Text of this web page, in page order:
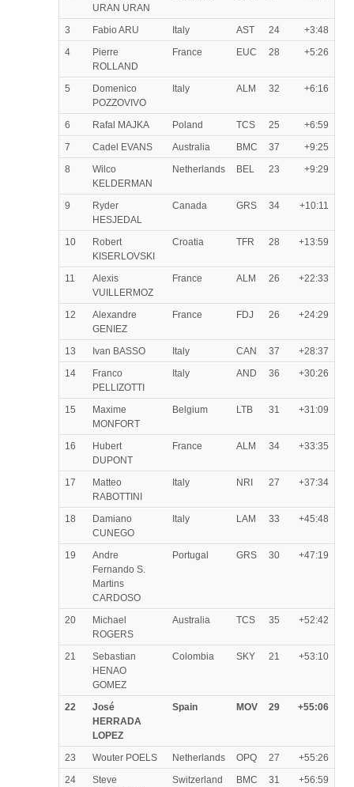
URAN URAN
3 Fabio ARU Italy AST 24
+3:48
4
Pierre
ROLLAND
France EUC 28 +5:26
5
Domenico
POZZOVIVO
Italy ALM 32 +6:16
6 Rafal MAJKA Poland TCS 25
+6:59
7
Cadel EVANS Australia BMC 37
+9:25
8
Wilco
KELDERMAN
Netherlands BEL 23 +9:29
9
Ryder
HESJEDAL
Canada GRS 34 +10:11
10
Robert
KISERLOVSKI
Croatia TFR 28 +13:59
11
Alexis
VUILLERMOZ
France ALM 26 +22:33
12
Alexandre
GENIEZ
France FDJ 26 +24:29
13 Ivan BASSO Italy CAN 37
+28:37
14
Franco
PELLIZOTTI
Italy AND 36 +30:26
15
Maxime
MONFORT
Belgium LTB 31 +31:09
16
Hubert
DUPONT
France ALM 34 +33:35
17
Matteo
RABOTTINI
Italy NRI 27 +37:34
18
Damiano
CUNEGO
Italy LAM 33 +45:48
19
Andre
Fernando S.
Martins
CARDOSO
Portugal GRS 30 +47:19
20
Michael
ROGERS
Australia TCS 35 +52:42
21
Sebastian
HENAO
GOMEZ
Colombia SKY 21 +53:10
22
José
HERRADA
LOPEZ
Spain MOV 29 +55:06
23 Wouter POELS Netherlands OPQ 27
+55:26
24
Steve
Switzerland BMC 31 +56:59